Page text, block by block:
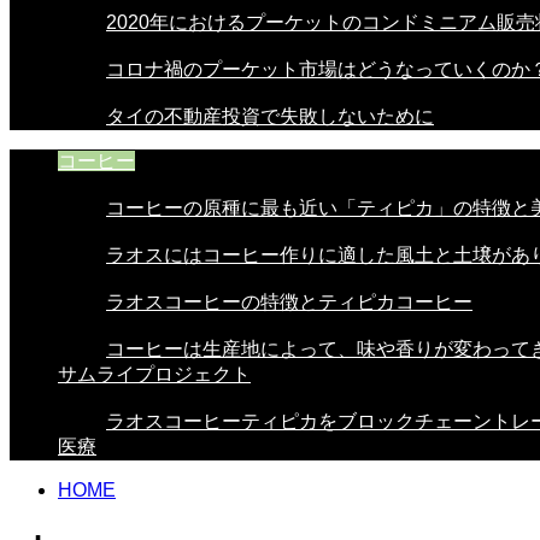
2020年におけるプーケットのコンドミニアム販売
コロナ禍のプーケット市場はどうなっていくのか
タイの不動産投資で失敗しないために
コーヒー
コーヒーの原種に最も近い「ティピカ」の特徴と
ラオスにはコーヒー作りに適した風土と土壌があ
ラオスコーヒーの特徴とティピカコーヒー
コーヒーは生産地によって、味や香りが変わって
サムライプロジェクト
ラオスコーヒーティピカをブロックチェーントレ
医療
HOME